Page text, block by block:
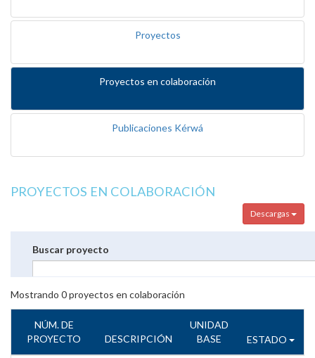
Proyectos
Proyectos en colaboración
Publicaciones Kérwá
PROYECTOS EN COLABORACIÓN
Descargas
Buscar proyecto
Mostrando 0proyectos en colaboración
NÚM. DE
PROYECTO
DESCRIPCIÓN
UNIDAD
BASE
ESTADO